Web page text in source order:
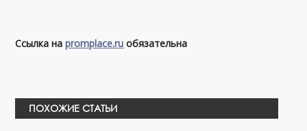
Ссылка наpromplace.ru обязательна
ПОХОЖИЕ СТАТЬИ